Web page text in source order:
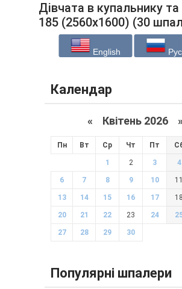
Дівчата в купальнику та
185 (2560x1600) (30
English
Календар
« Квітень 2026
Пн Вт Ср Чт Пт
1 2 3 4
6 7 8 9 10 11
13 14 15 16 17 18
20 21 22 23 24
27 28 29 30
Популярні шпалери